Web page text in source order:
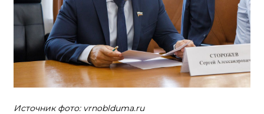
Источник фото: vrnoblduma.ru